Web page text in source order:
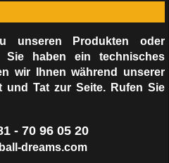
unseren Produkten oder
haben ein technisches
wir Ihnen während unserer
und Tat zur Seite. Rufen Sie
- 70 96 05 20
dreams.com